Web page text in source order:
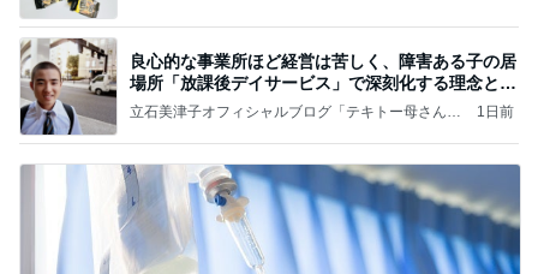
良心的な事業所ほど経営は苦しく、障害ある子の居
場所「放課後デイサービス」で深刻化する理念と現
実の
立石美津子オフィシャルブログ「テキトー母さんの
1日前